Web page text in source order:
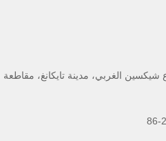
86-